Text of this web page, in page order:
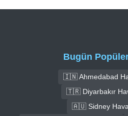
Bugün
🇮🇳 Ahmedabad
🇹🇷 Diyarbakır
🇦🇺 Sidney